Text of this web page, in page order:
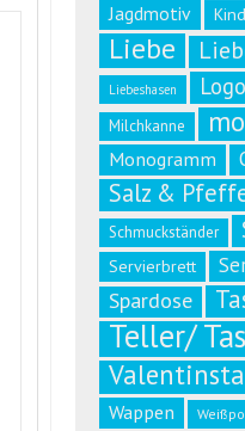
Jagdmotiv
Liebe
Liebeshasen Logo
Milchkanne
Monogramm
Salz &
Schmuckständer
Servierbrett
Spardose
Teller/
Wappen